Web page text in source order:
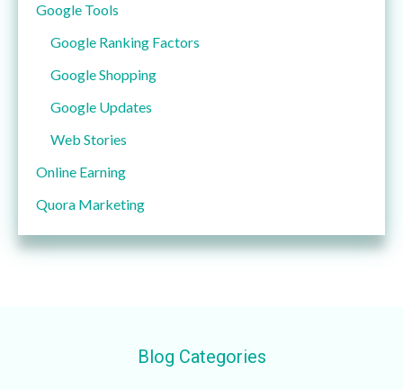
Google Tools
Google Ranking Factors
Google Shopping
Google Updates
Web Stories
Online Earning
Quora Marketing
Blog Categories